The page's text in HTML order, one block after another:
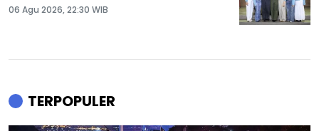
06 Agu 2026, 22:30 WIB
TERPOPULER